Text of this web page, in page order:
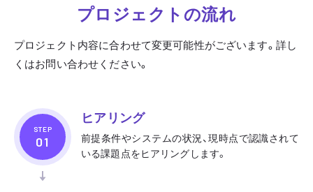
プロジェクトの流れ
プロジェクト内容に合わせて変更可能性がございます。詳し
くはお問い合わせください。
STEP
ヒアリング
前提条件やシステムの状況、現時点で認識されて
いる課題点をヒアリングします。